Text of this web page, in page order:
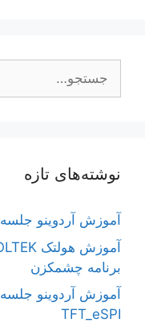
نوشته‌های تازه
آموزش آردوینو جلسه 12 – اتصال LCD 16×2
برنامه چشمکزن
TFT_eSPI